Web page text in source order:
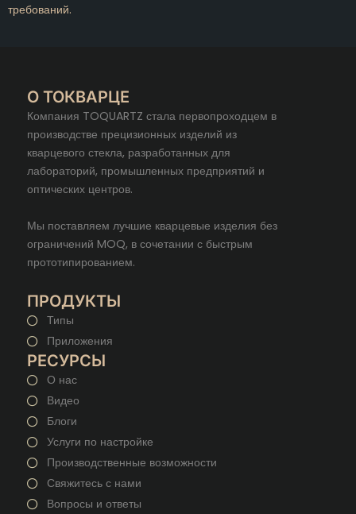
требований.
О ТОКВАРЦЕ
Компания TOQUARTZ стала первопроходцем в
производстве прецизионных изделий из
кварцевого стекла, разработанных для
лабораторий, промышленных предприятий и
оптических центров.
Мы поставляем лучшие кварцевые изделия без
ограничений MOQ, в сочетании с быстрым
прототипированием.
ПРОДУКТЫ
Типы
Приложения
РЕСУРСЫ
О нас
Видео
Блоги
Услуги по настройке
Производственные возможности
Свяжитесь с нами
Вопросы и ответы